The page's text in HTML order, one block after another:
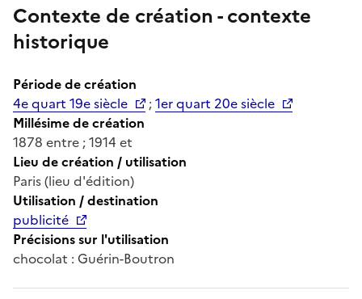
Contexte de création - contexte
historique
Période de création
4e quart 19e siècle
;1er quart 20e siècle
Millésime de création
1878 entre ; 1914 et
Lieu de création / utilisation
Paris (lieu d'édition)
Utilisation / destination
publicité
Précisions sur l'utilisation
chocolat : Guérin-Boutron